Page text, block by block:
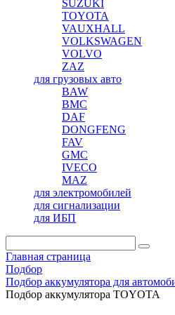
SUZUKI
TOYOTA
VAUXHALL
VOLKSWAGEN
VOLVO
ZAZ
для грузовых авто
BAW
BMC
DAF
DONGFENG
FAV
GMC
IVECO
MAZ
для электромобилей
для сигнализации
для ИБП
Главная страница
Подбор
Подбор аккумулятора для
Подбор аккумулятора TOYOTA